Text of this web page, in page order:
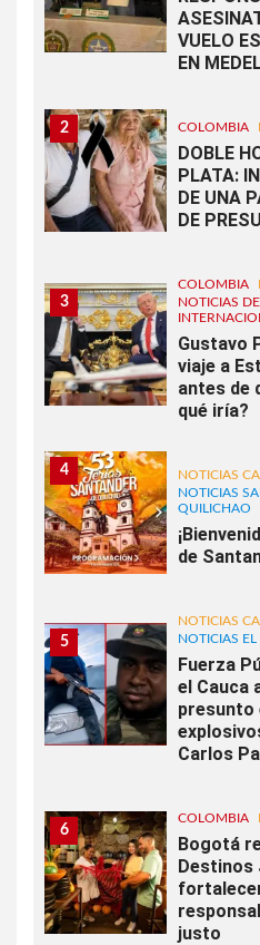
VUELO
EN
2 COLOMBIA
DOBLE
PLATA:
DE UNA
DE
3
COLOMBIA
NOTICIAS
Gustavo
viaje a
antes de
qué iría?
4
NOTICIAS
NOTICIAS
QUILICHAO
de
5
NOTICIAS
NOTICIAS
Fuerza
el Cauca
presunto
Carlos
6
COLOMBIA
Bogotá
Destinos
justo